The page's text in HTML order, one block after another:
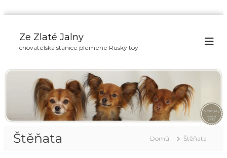
o
n
Ze Zlaté Jalny
chovatelská stanice plemene Ruský toy
Štěňata Domů Štěňata